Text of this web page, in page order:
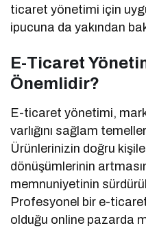
ticaret yönetimi için
ipucuna da yakından
E-Ticaret
Önemlidir?
E-ticaret yönetimi,
varlığını sağlam
Ürünlerinizin doğru
dönüşümlerinin
memnuniyetinin
Profesyonel bir e-
olduğu online pazarda